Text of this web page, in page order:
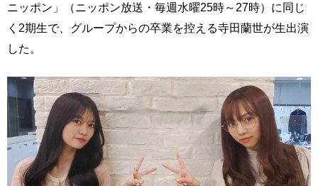
ニッポン」（ニッポン放送・毎週水曜25時～27時）に同じ
く2期生で、グループからの卒業を控える寺田蘭世が生出演
した。